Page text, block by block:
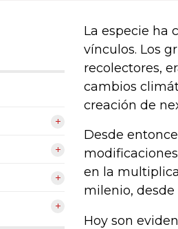
La especie ha
vínculos. Los
recolectores,
cambios
creación de
Desde
en la
milenio,
Hoy son